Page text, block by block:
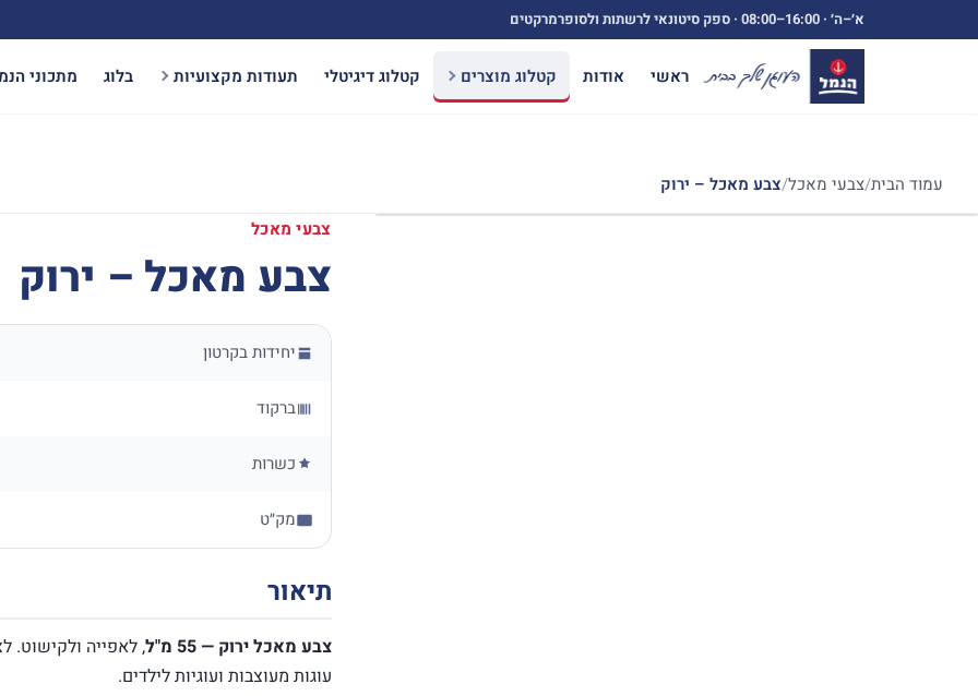
לתוכן
א׳–ה׳ · 08:00–16:00 · ספק סיטונאי לרשתות ולסופרמרקטים
ראשי אודות קטלוג מוצרים קטלוג דיגיטלי תעודות מקצועיות בלוג מתכוני
עמוד הבית/צבעי מאכל/צבע מאכל – ירוק
צבעי מאכל
צבע מאכל – ירוק
יחידות בקרטון
ברקוד
כשרות
מק״ט
תיאור
צבע מאכל ירוק — 55 מ"ל
, לאפייה ולקישוט.
עוגות מעוצבות ועוגיות לילדים.